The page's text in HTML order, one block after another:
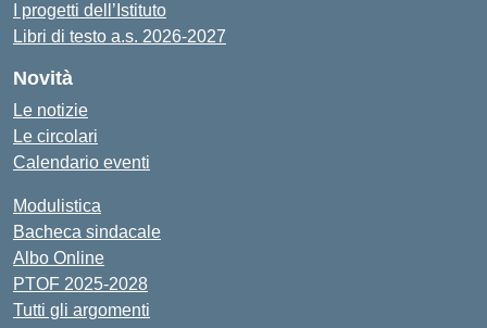
I progetti dell’Istituto
Libri di testo a.s. 2026-2027
Novità
Le notizie
Le circolari
Calendario eventi
Modulistica
Bacheca sindacale
Albo Online
PTOF 2025-2028
Tutti gli argomenti